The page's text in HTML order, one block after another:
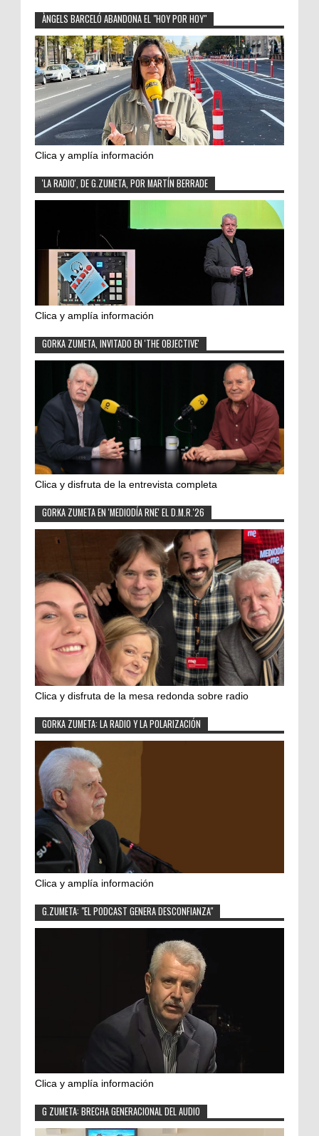
ÀNGELS BARCELÓ ABANDONA EL "HOY POR HOY"
Clica y amplía información
'LA RADIO', DE G.ZUMETA, POR MARTÍN BERRADE
Clica y amplía información
GORKA ZUMETA, INVITADO EN 'THE OBJECTIVE'
Clica y disfruta de la entrevista completa
GORKA ZUMETA EN 'MEDIODÍA RNE' EL D.M.R.'26
Clica y disfruta de la mesa redonda sobre radio
GORKA ZUMETA: LA RADIO Y LA POLARIZACIÓN
Clica y amplía información
G.ZUMETA: "EL PODCAST GENERA DESCONFIANZA"
Clica y amplía información
G ZUMETA: BRECHA GENERACIONAL DEL AUDIO